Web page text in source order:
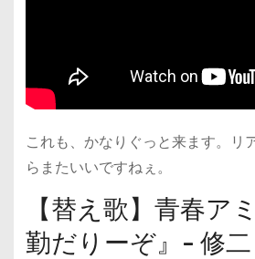
これも、かなりぐっと来ます。リ
らまたいいですねぇ。
【替え歌】青春ア
勤だりーぞ』- 修